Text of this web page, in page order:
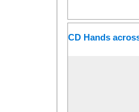
CD Hands